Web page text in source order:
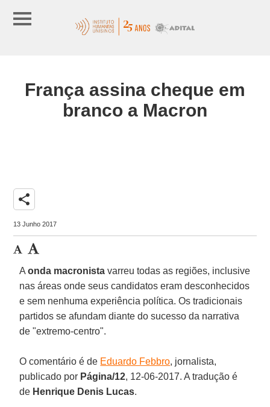
França assina cheque em
branco a Macron
share
13 Junho 2017
Aonda macronista varreu todas as regiões, inclusive
nas áreas onde seus candidatos eram desconhecidos
e sem nenhuma experiência política. Os tradicionais
partidos se afundam diante do sucesso da narrativa
de "extremo-centro".
O comentário é de Eduardo Febbro, jornalista,
publicado por Página/12, 12-06-2017. A tradução é
de Henrique Denis Lucas.